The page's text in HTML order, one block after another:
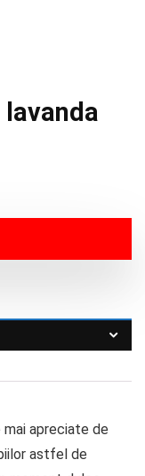
apreciate de
astfel de